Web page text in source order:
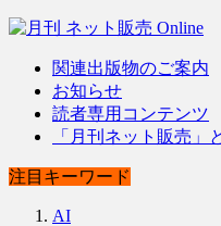
関連出版物のご案内
お知らせ
読者専用コンテンツ
「月刊ネット販売」
注目キーワード
AI